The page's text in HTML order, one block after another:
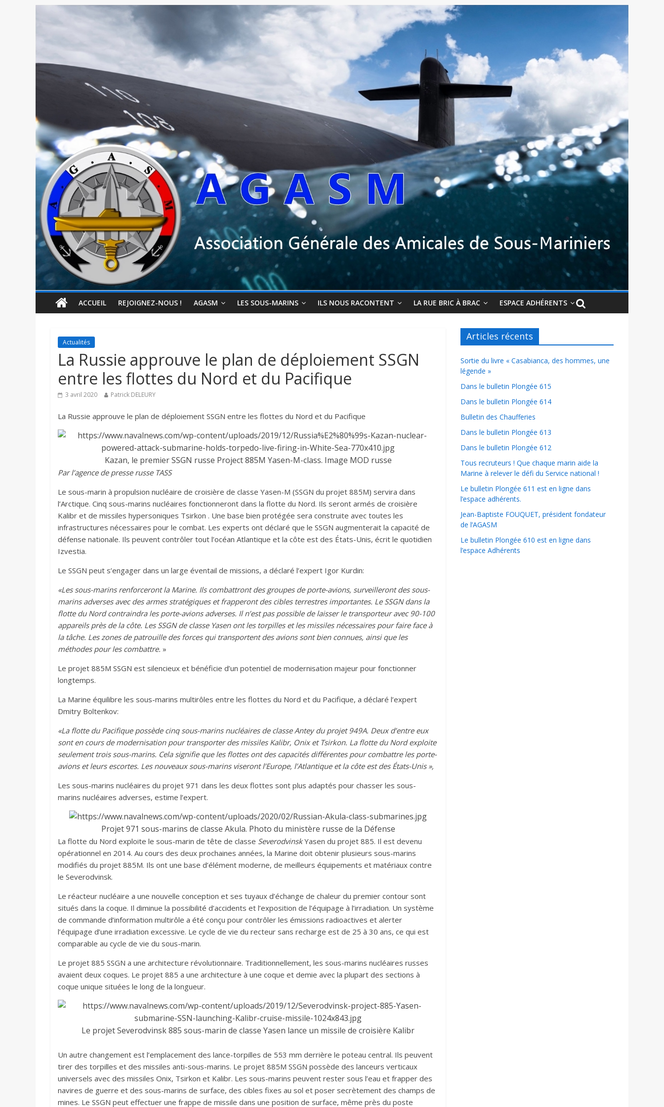
ACCUEIL REJOIGNEZ-NOUS ! AGASM LES SOUS-MARINS ILS NOUS RACONTENT LA RUE BRIC À BRAC ESPACE ADHÉRENTS
Actualités
La Russie approuve le plan de déploiement SSGN
entre les flottes du Nord et du Pacifique
3 avril 2020 Patrick DELEURY
La Russie approuve le plan de déploiement SSGN entre les flottes du Nord et du Pacifique
Kazan, le premier SSGN russe Project 885M Yasen-M-class. Image MOD russe
Par l’agence de presse russe TASS
Le sous-marin à propulsion nucléaire de croisière de classe Yasen-M (SSGN du projet 885M) servira dans
l’Arctique. Cinq sous-marins nucléaires fonctionneront dans la flotte du Nord. Ils seront armés de croisière
Kalibr et de missiles hypersoniques Tsirkon . Une base bien protégée sera construite avec toutes les
infrastructures nécessaires pour le combat. Les experts ont déclaré que le SSGN augmenterait la capacité de
défense nationale. Ils peuvent contrôler tout l’océan Atlantique et la côte est des États-Unis, écrit le quotidien
Izvestia.
Le SSGN peut s’engager dans un large éventail de missions, a déclaré l’expert Igor Kurdin:
«Les sous-marins renforceront la Marine. Ils combattront des groupes de porte-avions, surveilleront des sous-
marins adverses avec des armes stratégiques et frapperont des cibles terrestres importantes. Le SSGN dans la
flotte du Nord contraindra les porte-avions adverses. Il n’est pas possible de laisser le transporteur avec 90-100
appareils près de la côte. Les SSGN de ​​classe Yasen ont les torpilles et les missiles nécessaires pour faire face à
la tâche. Les zones de patrouille des forces qui transportent des avions sont bien connues, ainsi que les
méthodes pour les combattre. »
Le projet 885M SSGN est silencieux et bénéficie d’un potentiel de modernisation majeur pour fonctionner
longtemps.
La Marine équilibre les sous-marins multirôles entre les flottes du Nord et du Pacifique, a déclaré l’expert
Dmitry Boltenkov:
«La flotte du Pacifique possède cinq sous-marins nucléaires de classe Antey du projet 949A. Deux d’entre eux
sont en cours de modernisation pour transporter des missiles Kalibr, Onix et Tsirkon. La flotte du Nord exploite
seulement trois sous-marins. Cela signifie que les flottes ont des capacités différentes pour combattre les porte-
avions et leurs escortes. Les nouveaux sous-marins viseront l’Europe, l’Atlantique et la côte est des États-Unis »,
Les sous-marins nucléaires du projet 971 dans les deux flottes sont plus adaptés pour chasser les sous-
marins nucléaires adverses, estime l’expert.
Projet 971 sous-marins de classe Akula. Photo du ministère russe de la Défense
La flotte du Nord exploite le sous-marin de tête de classe SeverodvinskYasen du projet 885. Il est devenu
opérationnel en 2014. Au cours des deux prochaines années, la Marine doit obtenir plusieurs sous-marins
modifiés du projet 885M. Ils ont une base d’élément moderne, de meilleurs équipements et matériaux contre
le Severodvinsk.
Le réacteur nucléaire a une nouvelle conception et ses tuyaux d’échange de chaleur du premier contour sont
situés dans la coque. Il diminue la possibilité d’accidents et l’exposition de l’équipage à l’irradiation. Un système
de commande d’information multirôle a été conçu pour contrôler les émissions radioactives et alerter
l’équipage d’une irradiation excessive. Le cycle de vie du recteur sans recharge est de 25 à 30 ans, ce qui est
comparable au cycle de vie du sous-marin.
Le projet 885 SSGN a une architecture révolutionnaire. Traditionnellement, les sous-marins nucléaires russes
avaient deux coques. Le projet 885 a une architecture à une coque et demie avec la plupart des sections à
coque unique situées le long de la longueur.
Le projet Severodvinsk 885 sous-marin de classe Yasen lance un missile de croisière Kalibr
Un autre changement est l’emplacement des lance-torpilles de 553 mm derrière le poteau central. Ils peuvent
tirer des torpilles et des missiles anti-sous-marins. Le projet 885M SSGN possède des lanceurs verticaux
universels avec des missiles Onix, Tsirkon et Kalibr. Les sous-marins peuvent rester sous l’eau et frapper des
navires de guerre et des sous-marins de surface, des cibles fixes au sol et poser secrètement des champs de
mines. Le SSGN peut effectuer une frappe de missile dans une position de surface, même près du poste
Articles récents
Sortie du livre « Casabianca, des hommes, une
légende »
Dans le bulletin Plongée 615
Dans le bulletin Plongée 614
Bulletin des Chaufferies
Dans le bulletin Plongée 613
Dans le bulletin Plongée 612
Tous recruteurs ! Que chaque marin aide la
Marine à relever le défi du Service national !
Le bulletin Plongée 611 est en ligne dans
l’espace adhérents.
Jean-Baptiste FOUQUET, président fondateur
de l’AGASM
Le bulletin Plongée 610 est en ligne dans
l’espace Adhérents